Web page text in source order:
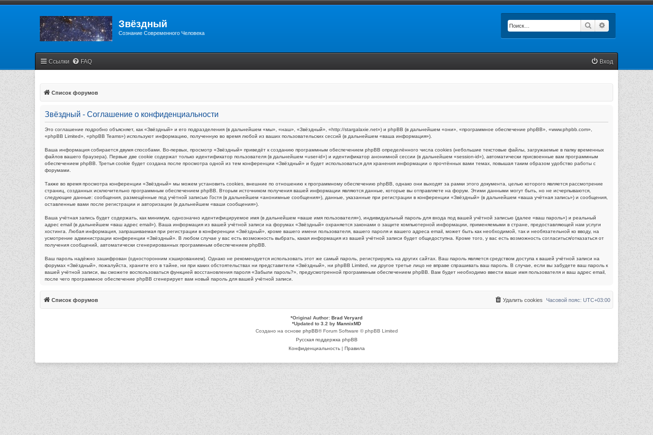
Звёздный
Сознание Современного Человека
Поиск
Ссылки FAQ Вход
Список форумов
Звёздный - Соглашение о конфиденциальности
Это соглашение подробно объясняет, как «Звёздный» и его подразделения (в дальнейшем «мы», «наш», «Звёздный», «http://stargalaxie.net») и phpBB (в дальнейшем «они», «программное обеспечение phpBB», «www.phpbb.com»,
«phpBB Limited», «phpBB Teams») используют информацию, полученную во время любой из ваших пользовательских сессий (в дальнейшем «ваша информация»).
Ваша информация собирается двумя способами. Во-первых, просмотр «Звёздный» приведёт к созданию программным обеспечением phpBB определённого числа cookies (небольшие текстовые файлы, загружаемые в папку временных
файлов вашего браузера). Первые две cookie содержат только идентификатор пользователя (в дальнейшем «user-id») и идентификатор анонимной сессии (в дальнейшем «session-id»), автоматически присвоенные вам программным
обеспечением phpBB. Третья cookie будет создана после просмотра одной из тем конференции «Звёздный» и будет использоваться для хранения информации о прочтённых вами темах, повышая таким образом удобство работы с
форумами.
Также во время просмотра конференции «Звёздный» мы можем установить cookies, внешние по отношению к программному обеспечению phpBB, однако они выходят за рамки этого документа, целью которого является рассмотрение
страниц, созданных исключительно программным обеспечением phpBB. Вторым источником получения вашей информации являются данные, которые вы отправляете на форум. Этими данными могут быть, но не исчерпываются,
следующие данные: сообщения, размещённые под учётной записью Гостя (в дальнейшем «анонимные сообщения»), данные, указанные при регистрации в конференции «Звёздный» (в дальнейшем «ваша учётная запись») и сообщения,
оставленные вами после регистрации и авторизации (в дальнейшем «ваши сообщения»).
Ваша учётная запись будет содержать, как минимум, однозначно идентифицируемое имя (в дальнейшем «ваше имя пользователя»), индивидуальный пароль для входа под вашей учётной записью (далее «ваш пароль») и реальный
адрес email (в дальнейшем «ваш адрес email»). Ваша информация из вашей учётной записи на форумах «Звёздный» охраняется законами о защите компьютерной информации, применяемыми в стране, предоставляющей нам услуги
хостинга. Любая информация, запрашиваемая при регистрации в конференции «Звёздный», кроме вашего имени пользователя, вашего пароля и вашего адреса email, может быть как необходимой, так и необязательной ко вводу, на
усмотрение администрации конференции «Звёздный». В любом случае у вас есть возможность выбрать, какая информация из вашей учётной записи будет общедоступна. Кроме того, у вас есть возможность согласиться/отказаться от
получения сообщений, автоматически сгенерированных программным обеспечением phpBB.
Ваш пароль надёжно зашифрован (односторонним хэшированием). Однако не рекомендуется использовать этот же самый пароль, регистрируясь на других сайтах. Ваш пароль является средством доступа к вашей учётной записи на
форумах «Звёздный», пожалуйста, храните его в тайне, ни при каких обстоятельствах ни представители «Звёздный», ни phpBB Limited, ни другое третье лицо не вправе спрашивать ваш пароль. В случае, если вы забудете ваш пароль к
вашей учётной записи, вы сможете воспользоваться функцией восстановления пароля «Забыли пароль?», предусмотренной программным обеспечением phpBB. Вам будет необходимо ввести ваше имя пользователя и ваш адрес email,
после чего программное обеспечение phpBB сгенерирует вам новый пароль для вашей учётной записи.
Список форумов Часовой пояс: UTC+03:00
Удалить cookies
*Original Author: Brad Veryard
*Updated to 3.2 by MannixMD
Создано на основе phpBB® Forum Software © phpBB Limited
Русская поддержка phpBB
Конфиденциальность| Правила